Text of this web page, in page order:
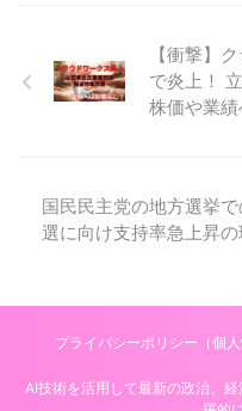
【衝撃】
で炎上！
株価や業績
国民民主党の地方選挙
選に向け支持率急上昇の
プライバシーポリシー（個人
AI技術を活用して最新の政治、